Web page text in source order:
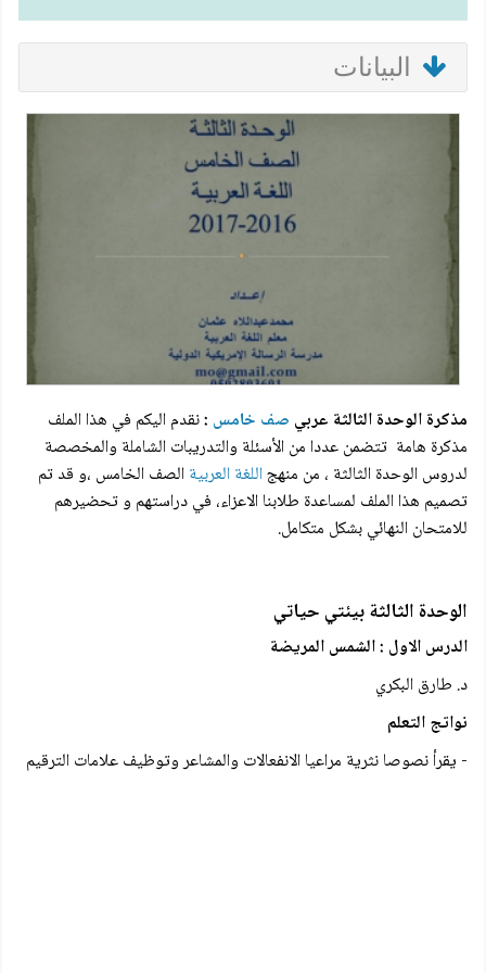
البيانات
مذكرة الوحدة الثالثة عربي صف خامس :نقدم اليكم في هذا الملف
مذكرة هامة تتضمن عددا من الأسئلة والتدريبات الشاملة والمخصصة
لدروس الوحدة الثالثة ، من منهجاللغة العربية الصف الخامس ،و قد تم
تصميم هذا الملف لمساعدة طلابنا الاعزاء، في دراستهم و تحضيرهم
للامتحان النهائي بشكل متكامل.
الوحدة الثالثة بيئتي حياتي
الدرس الاول : الشمس المريضة
د. طارق البكري
نواتج التعلم
- يقرأ نصوصا نثرية مراعيا الانفعالات والمشاعر وتوظیف علامات الترقيم